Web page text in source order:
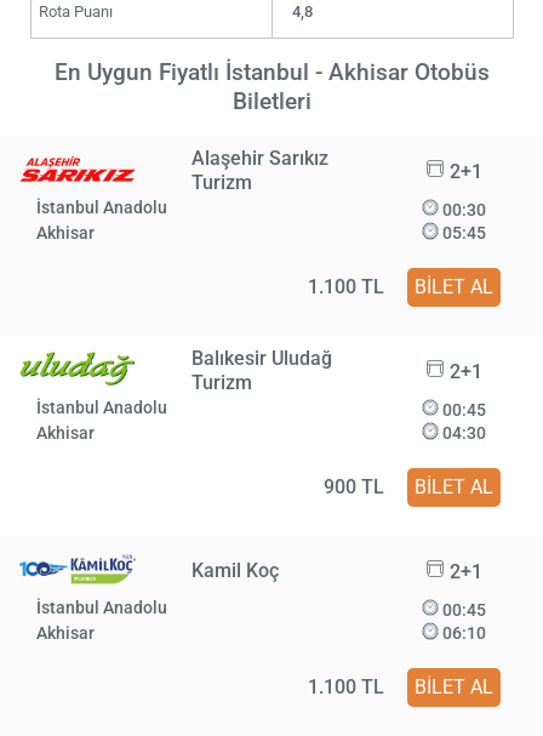
Rota Puanı 4,8
En Uygun Fiyatlı İstanbul - Akhisar Otobüs
Biletleri
Alaşehir Sarıkız
Turizm
2+1
İstanbul Anadolu
Akhisar
00:30
05:45
1.100 TL BİLET AL
Balıkesir Uludağ
Turizm
2+1
İstanbul Anadolu
Akhisar
00:45
04:30
900 TL BİLET AL
Kamil Koç 2+1
İstanbul Anadolu
Akhisar
00:45
06:10
1.100 TL BİLET AL